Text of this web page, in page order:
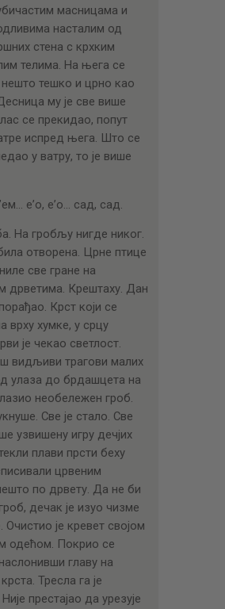
масницама и
насталим од
стена с крхким
телима. На њега се
тешко и црно као
му је све више
се прекидао, попут
испред њега. Што се
у ватру, то је више
е’о, е’о… сад, сад.
На гробљу нигде никог.
била отворена. Црне птице
све гране на
дрветима. Крештаху. Дан
Крст који се
врху хумке, у срцу
је чекао светлост.
видљиви трагови малих
улаза до брдашцета на
необележен гроб.
Све је стало. Све
узвишену игру дечјих
плави прсти беху
црвеним
по дрвету. Да не би
дечак је изуо чизме
Очистио је кревет својом
одећом. Покрио се
главу на
Тресла га је
престајао да урезује